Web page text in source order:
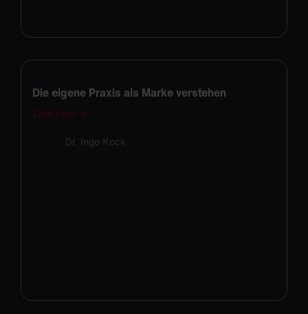
Die eigene Praxis als Marke verstehen
Zum Kurs →
Dr. Ingo Kock